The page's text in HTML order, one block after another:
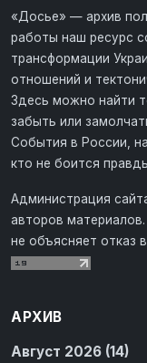
«Досье» — архив
работы наш ресурс
трансформации
отношений и
Здесь можно найти
забыть или
События в России,
кто не боится
Администрация
авторов
не объясняет отказ
АРХИВ
Август 2026 (14)